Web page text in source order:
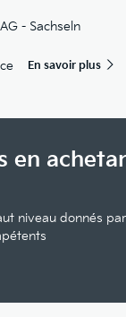
- Sachseln
En savoir plus
en
niveau donnés